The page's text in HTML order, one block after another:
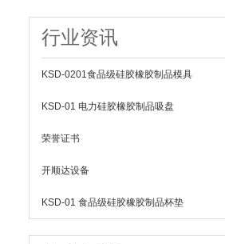
行业资讯
KSD-0201食品级硅胶橡胶制品模具
KSD-01 电力硅胶橡胶制品吸盘
荣誉证书
开顺达设备
KSD-01 食品级硅胶橡胶制品杯垫